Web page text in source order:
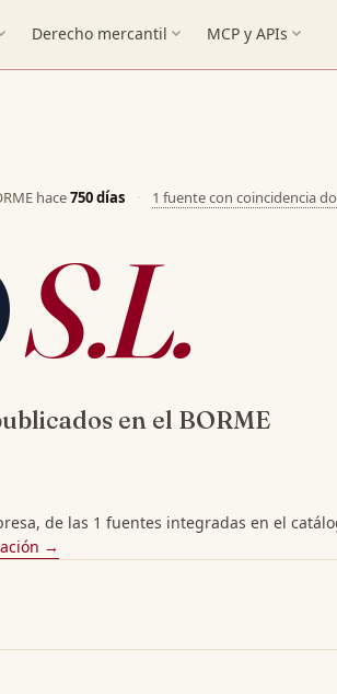
Derecho mercantil expand_more MCP y APIs expand_more
hace750 días · 1 fuente con coincidencia
S.L.
en el BORME
de las 1 fuentes integradas en el
→